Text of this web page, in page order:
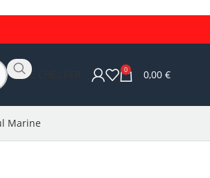
OLIE CHECKER 0 0,00 €
Marine